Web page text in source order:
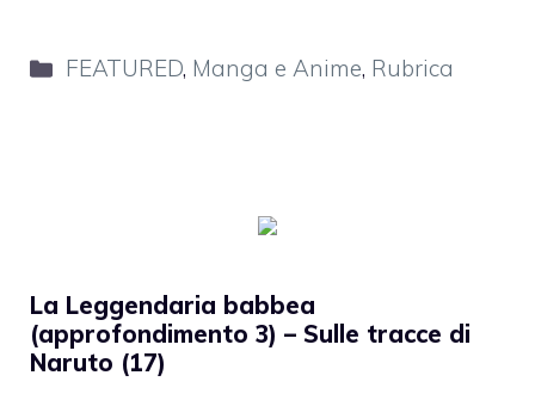
Categorie
FEATURED, Manga e Anime, Rubrica
La Leggendaria babbea
(approfondimento 3) – Sulle tracce di
Naruto (17)